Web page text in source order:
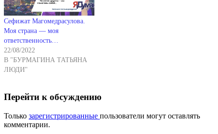
Сефижат Магомедрасулова.
Моя страна — моя
ответственность…
22/08/2022
В "БУРМАГИНА ТАТЬЯНА
ЛЮДИ"
Перейти к обсуждению
Только зарегистрированные пользователи могут оставлять
комментарии.